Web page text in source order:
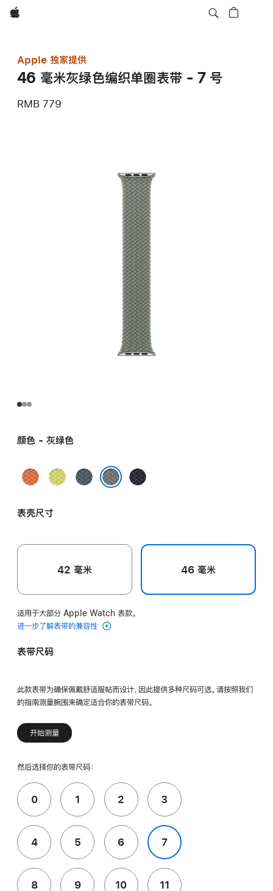
Apple
Apple 独家提供
46 毫米灰绿色编织单圈表带 - 7 号
RMB 779
颜色 - 灰绿色
姜
末
霓
黄
铁
午
表壳尺寸
42 毫米 46 毫米
适用于大部分 Apple Watch 表款。
进一步了解表带的兼容性
表带尺码
此款表带为确保佩戴舒适服帖而设计，因此提供多种尺码可选。请按照我们
的指南测量腕围来确定适合你的表带尺码。
开始测量
然后选择你的表带尺码：
0 1 2 3
4 5 6 7
8 9 10 11